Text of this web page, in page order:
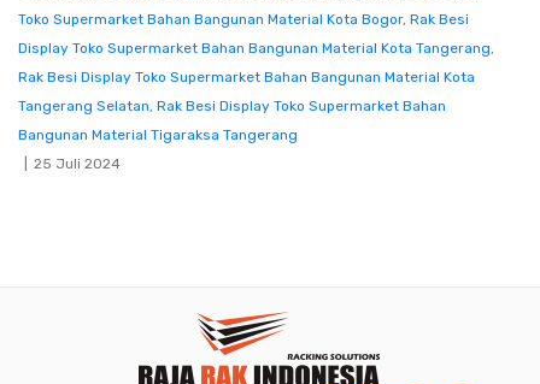
Toko Supermarket Bahan Bangunan Material Kota Bogor, Rak Besi
Display Toko Supermarket Bahan Bangunan Material Kota Tangerang,
Rak Besi Display Toko Supermarket Bahan Bangunan Material Kota
Tangerang Selatan, Rak Besi Display Toko Supermarket Bahan
Bangunan Material Tigaraksa Tangerang
25 Juli 2024